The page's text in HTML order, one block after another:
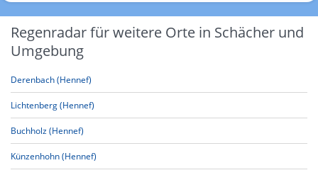
Regenradar für weitere Orte in Schächer und
Umgebung
Derenbach (Hennef)
Lichtenberg (Hennef)
Buchholz (Hennef)
Künzenhohn (Hennef)